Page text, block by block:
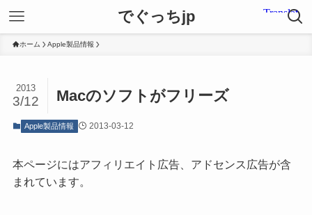
でぐっちjp
ホーム Apple製品情報
Macのソフトがフリーズ
2013
3/12
Apple製品情報 2013-03-12
本ページにはアフィリエイト広告、アドセンス広告が含
まれています。